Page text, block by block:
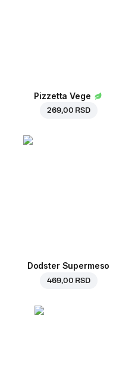
Pizzetta Vege
269,00 RSD
Dodster Supermeso
469,00 RSD